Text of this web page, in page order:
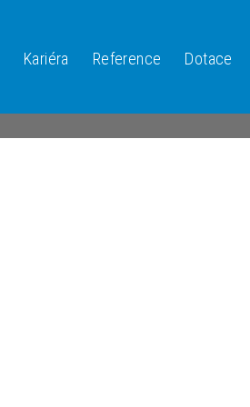
Kariéra Reference Dotace